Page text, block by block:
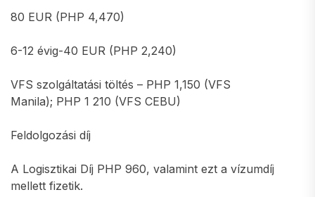
80 EUR (PHP 4,470)
6-12 évig-40 EUR (PHP 2,240)
VFS szolgáltatási töltés – PHP 1,150 (VFS
Manila); PHP 1 210 (VFS CEBU)
Feldolgozási díj
A Logisztikai Díj PHP 960, valamint ezt a vízumdíj
mellett fizetik.